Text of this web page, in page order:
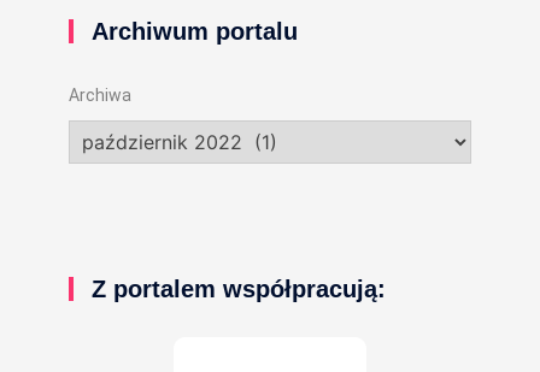
Archiwum portalu
Archiwa
Z portalem współpracują: